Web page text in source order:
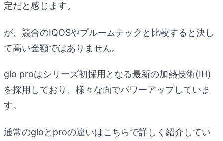
定だと感じます。
が、競合のIQOSやプルームテックと比較すると決し
て高い金額ではありません。
glo proはシリーズ初採用となる最新の加熱技術(IH)
を採用しており、様々な面でパワーアップしていま
す。
通常のgloとproの違いはこちらで詳しく紹介してい